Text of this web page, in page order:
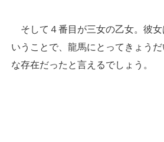
そして４番目が三女の乙女。彼女
いうことで、龍馬にとってきょう
な存在だったと言えるでしょう。